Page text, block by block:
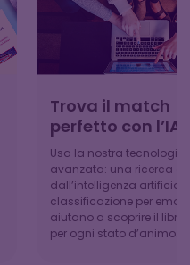
Trova il match
perfetto con l’IA
Usa la nostra tecnologia
avanzata: una ricerca
dall’intelligenza
classificazione per
aiutano a scoprire il libro
per ogni stato d’animo.